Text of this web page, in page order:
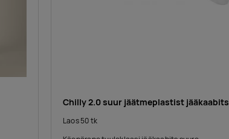
Chilly 2.0 suur jäätmeplastist jääkaabits
Laos 50 tk